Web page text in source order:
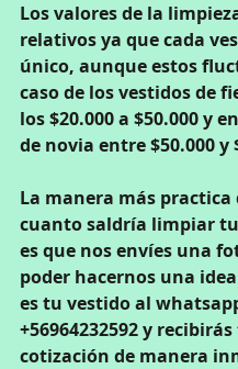
Los valores de la
relativos ya que cada
único, aunque estos
caso de los vestidos de
los $20.000 a $50.000 y
de novia entre $50.000 y
La manera más practica
cuanto saldría limpiar
es que nos envíes una
poder hacernos una
es tu vestido al
+56964232592 y
cotización de manera